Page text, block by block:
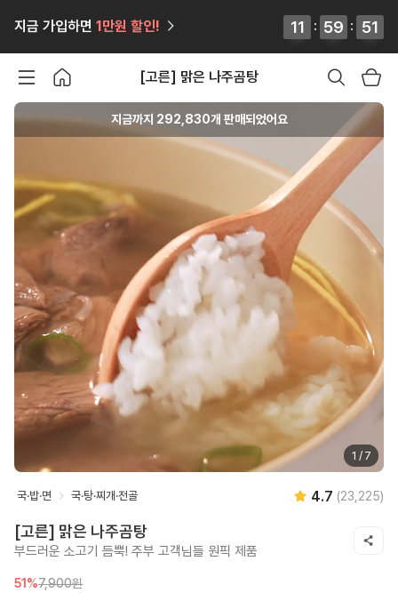
지금 가입하면 1만원 할인! 11
12
11
12 : 59
59
59
59 : 50
51
51
50
[고른] 맑은 나주곰탕
지금까지 292,830개 판매되었어요
1 / 7
국·밥·면 국·탕·찌개·전골 4.7 (23,225)
[고른] 맑은 나주곰탕
부드러운 소고기 듬뿍! 주부 고객님들 원픽 제품
51 %7,900원